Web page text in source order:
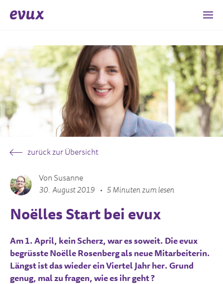
zurück zur Übersicht
Von Susanne
30. August 2019
5 Minuten zum lesen
Noëlles Start bei evux
Am 1. April, kein Scherz, war es soweit. Die evux
begrüsste Noëlle Rosenberg als neue Mitarbeiterin.
Längst ist das wieder ein Viertel Jahr her. Grund
genug, mal zu fragen, wie es ihr geht?